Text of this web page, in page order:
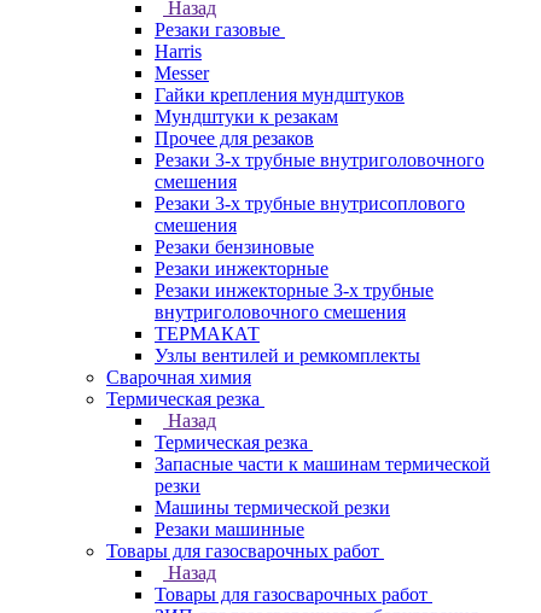
Назад
Резаки газовые
Harris
Messer
Гайки крепления мундштуков
Мундштуки к резакам
Прочее для резаков
Резаки 3-х трубные внутриголовочного
смешения
Резаки 3-х трубные внутрисоплового
смешения
Резаки бензиновые
Резаки инжекторные
Резаки инжекторные 3-х трубные
внутриголовочного смешения
ТЕРМАКАТ
Узлы вентилей и ремкомплекты
Сварочная химия
Термическая резка
Назад
Термическая резка
Запасные части к машинам термической
резки
Машины термической резки
Резаки машинные
Товары для газосварочных работ
Назад
Товары для газосварочных работ